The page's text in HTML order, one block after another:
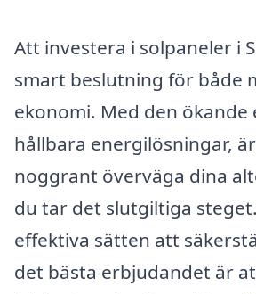
Att investera i solpaneler i
smart beslutning för både
ekonomi. Med den
hållbara energilösningar,
noggrant överväga dina
du tar det slutgiltiga
effektiva sätten att
det bästa erbjudandet är